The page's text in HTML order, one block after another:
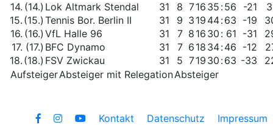
14. (14.) Lok Altmark Stendal 31 8 716 35 :56 -21
15. (15.) Tennis Bor. Berlin II 31 9 3 19 44:63 -19
16. (16.) VfL Halle 96 31 7 8 16 30 : 61 -31
17. (17.) BFC Dynamo 31 7 6 18 34:46 -12
18. (18.) FSV Zwickau 31 5 719 30 :63 -33
AufsteigerAbsteiger mit RelegationAbsteiger
Kontakt Datenschutz
Impressum